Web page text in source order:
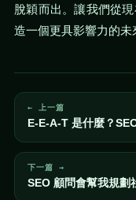
脫穎而出。讓我們從
造一個更具影響力的未
← 上一篇
E-E-A-T 是什麼？
下一篇 →
SEO 顧問會幫我規劃